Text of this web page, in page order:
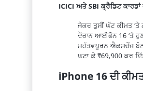
ICICI ਅਤੇ SBI ਕ੍ਰੈਡਿਟ ਕਾਰਡਾਂ
ਜੇਕਰ ਤੁਸੀਂ ਘੱਟ ਕੀਮਤ‘ਤੇ
ਦੌਰਾਨ ਆਈਫੋਨ16 ‘ਤੇ
ਮਹੱਤਵਪੂਰਨ ਐਕਸਚੇਂਜ
ਘਟਾ ਕੇ ₹69,900 ਕਰ
iPhone 16 ਦੀ